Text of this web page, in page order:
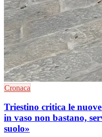
Cronaca
Triestino critica le
in vaso non bastano,
suolo»